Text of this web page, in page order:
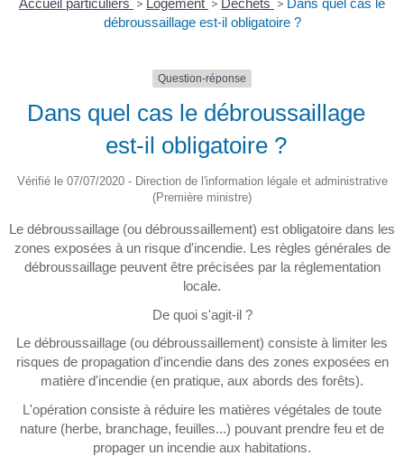
Accueil particuliers > Logement > Déchets > Dans quel cas le
débroussaillage est-il obligatoire ?
Question-réponse
Dans quel cas le débroussaillage
est-il obligatoire ?
Vérifié le 07/07/2020 - Direction de l'information légale et administrative
(Première ministre)
Le débroussaillage (ou débroussaillement) est obligatoire dans les
zones exposées à un risque d'incendie. Les règles générales de
débroussaillage peuvent être précisées par la réglementation
locale.
De quoi s'agit-il ?
Le débroussaillage (ou débroussaillement) consiste à limiter les
risques de propagation d'incendie dans des zones exposées en
matière d'incendie (en pratique, aux abords des forêts).
L'opération consiste à réduire les matières végétales de toute
nature (herbe, branchage, feuilles...) pouvant prendre feu et de
propager un incendie aux habitations.